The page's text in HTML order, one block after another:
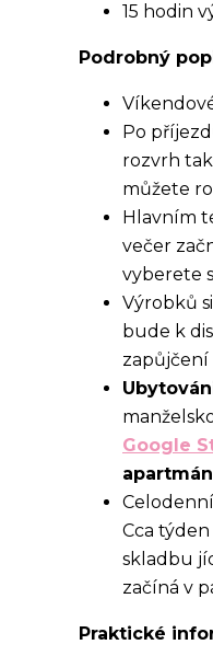
15 hodin
Podrobný
Po
rozvrh
můžete
Hlavním
večer
vyberete
Výrobků
bude k
Google
Cca
skladbu
začíná v
Praktické